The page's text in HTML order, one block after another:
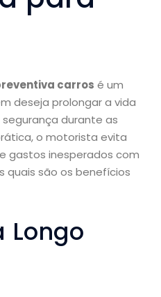
carros é um
deseja prolongar a vida
durante as
o motorista evita
gastos inesperados com
quais são os benefícios
Longo